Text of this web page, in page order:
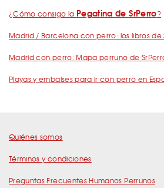
¿Cómo consigo la Pegatina de SrPerro?
Madrid / Barcelona con perro: los libros de
Madrid con perro: Mapa perruno de
Playas y embalses para ir con perro en
Quiénes somos
Términos y condiciones
Preguntas Frecuentes Humanos Perrunos